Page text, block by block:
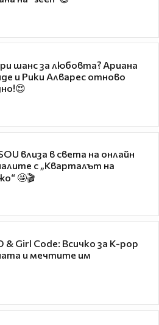
шанс за любовта? Ариана
и Рики Алварес отново
влиза в света на онлайн
с „Кварталът на
🤩🎬
& Girl Code: Всичко за K-pop
и мечтите им